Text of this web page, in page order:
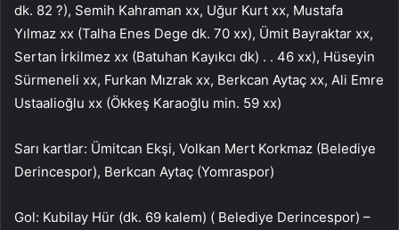
dk. 82 ?), Semih Kahraman xx, Uğur Kurt xx, Mustafa
Yılmaz xx (Talha Enes Dege dk. 70 xx), Ümit Bayraktar xx,
Sertan İrkilmez xx (Batuhan Kayıkcı dk) . . 46 xx), Hüseyin
Sürmeneli xx, Furkan Mızrak xx, Berkcan Aytaç xx, Ali Emre
Ustaalioğlu xx (Ökkeş Karaoğlu min. 59 xx)
Sarı kartlar: Ümitcan Ekşi, Volkan Mert Korkmaz (Belediye
Derincespor), Berkcan Aytaç (Yomraspor)
Gol: Kubilay Hür (dk. 69 kalem) ( Belediye Derincespor) –